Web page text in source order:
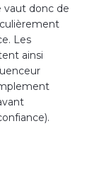
vaut donc de
Les
ainsi